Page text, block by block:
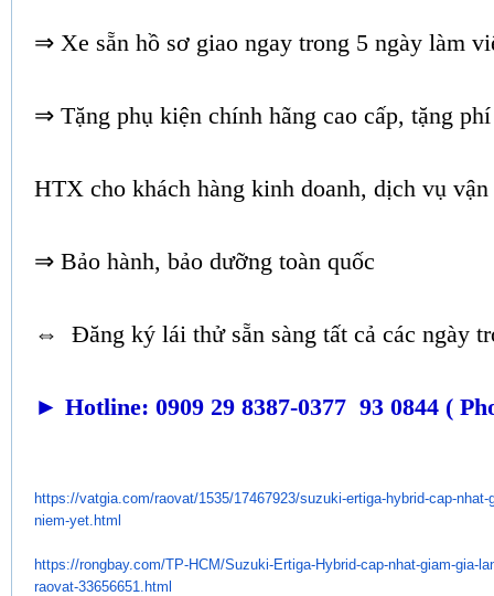
⇒ Xe sẵn hồ sơ giao ngay trong 5 ngày làm
⇒ Tặng phụ kiện chính hãng cao cấp, tặng
HTX cho khách hàng kinh doanh, dịch vụ
⇒ Bảo hành, bảo dưỡng toàn quốc
⇔ Đăng ký lái thử sẵn sàng tất cả các ngày
► Hotline: 0909 29 8387-0377 93 0844 (
https://vatgia.com/raovat/1535/17467923/suzuki-ertiga-hybrid-cap-nhat-
niem-yet.html
https://rongbay.com/TP-HCM/Suzuki-Ertiga-Hybrid-cap-nhat-giam-gia-
raovat-33656651. html